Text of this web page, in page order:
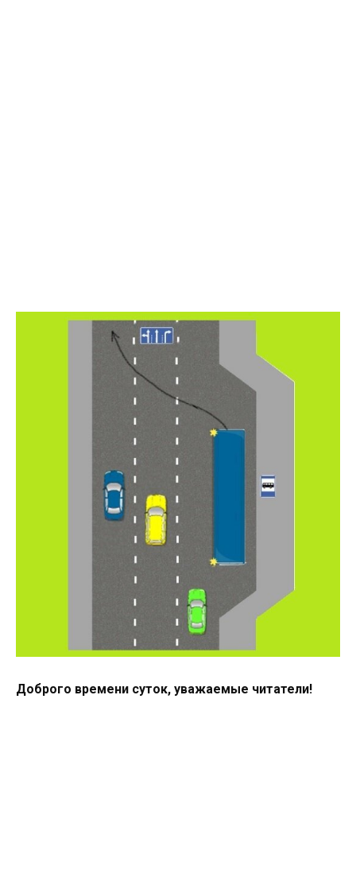
Доброго времени суток, уважаемые читатели!